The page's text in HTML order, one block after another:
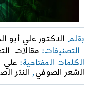
بقلم الدكتور علي أبو
التصنيفات: مقالات
الكلمات المفتاحية: علي
الشعر الصوفي, النثر